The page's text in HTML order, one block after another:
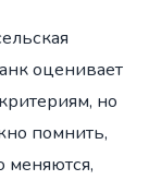
оценивает
но
помнить,
меняются,